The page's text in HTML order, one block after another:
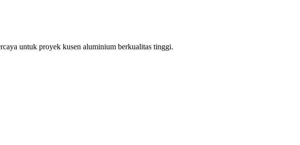
untuk proyek kusen aluminium berkualitas tinggi.